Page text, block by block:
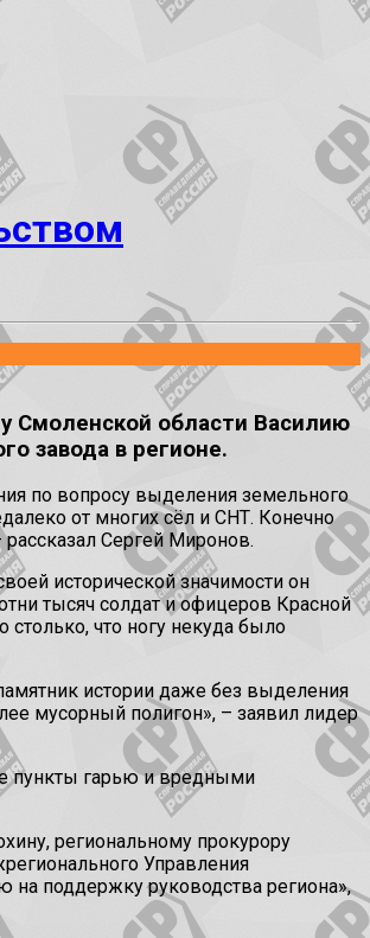
Смоленской области Василию
завода в регионе.
по вопросу выделения земельного
от многих сёл и СНТ. Конечно
Сергей Миронов.
исторической значимости он
тысяч солдат и офицеров Красной
что ногу некуда было
истории даже без выделения
мусорный полигон», – заявил лидер
пункты гарью и вредными
региональному прокурору
Управления
на поддержку руководства региона»,